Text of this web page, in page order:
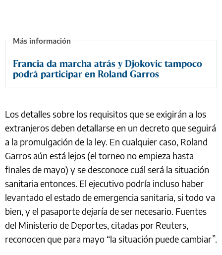
Francia da marcha atrás y Djokovic tampoco
podrá participar en Roland Garros
Los detalles sobre los requisitos que se exigirán a los
extranjeros deben detallarse en un decreto que seguirá
a la promulgación de la ley. En cualquier caso, Roland
Garros aún está lejos (el torneo no empieza hasta
finales de mayo) y se desconoce cuál será la situación
sanitaria entonces. El ejecutivo podría incluso haber
levantado el estado de emergencia sanitaria, si todo va
bien, y el pasaporte dejaría de ser necesario. Fuentes
del Ministerio de Deportes, citadas por Reuters,
reconocen que para mayo “la situación puede cambiar”.